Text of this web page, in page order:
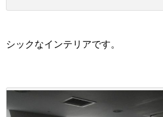
シックなインテリアです。